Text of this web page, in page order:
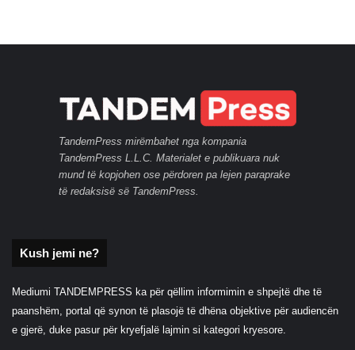
TandemPress mirëmbahet nga kompania
TandemPress L.L.C. Materialet e publikuara nuk
mund të kopjohen ose përdoren pa lejen paraprake
të redaksisë së TandemPress.
Kush jemi ne?
Mediumi TANDEMPRESS ka për qëllim informimin e shpejtë dhe të
paanshëm, portal që synon të plasojë të dhëna objektive për audiencën
e gjerë, duke pasur për kryefjalë lajmin si kategori kryesore.